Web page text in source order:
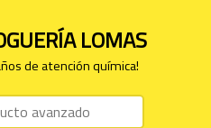
LOMAS
de atención química!